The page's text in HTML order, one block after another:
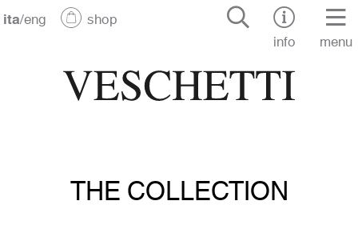
ita/eng
shop
info
menu
THE COLLECTION